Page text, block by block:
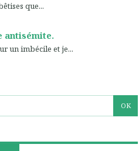
que...
antisémite.
un imbécile et je...